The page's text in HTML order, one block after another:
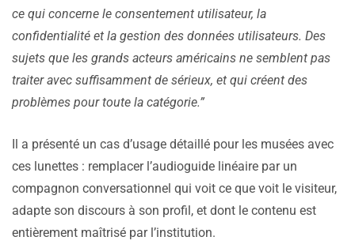
ce qui concerne le consentement utilisateur, la
confidentialité et la gestion des données utilisateurs. Des
sujets que les grands acteurs américains ne semblent pas
traiter avec suffisamment de sérieux, et qui créent des
problèmes pour toute la catégorie.”
Il a présenté un cas d’usage détaillé pour les musées avec
ces lunettes : remplacer l’audioguide linéaire par un
compagnon conversationnel qui voit ce que voit le visiteur,
adapte son discours à son profil, et dont le contenu est
entièrement maîtrisé par l’institution.